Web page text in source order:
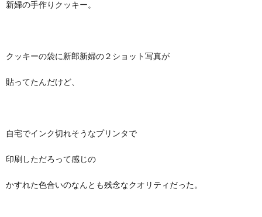
新婦の手作りクッキー。
クッキーの袋に新郎新婦の２ショット写真が
貼ってたんだけど、
自宅でインク切れそうなプリンタで
印刷しただろって感じの
かすれた色合いのなんとも残念なクオリティだった。